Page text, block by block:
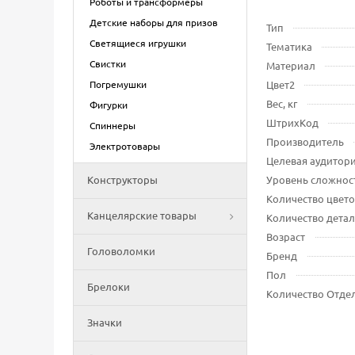
Детские наборы для призов
Светящиеся игрушки
Свистки
Погремушки
Фигурки
Спиннеры
Электротовары
Конструкторы
Канцелярские товары
Головоломки
Брелоки
Значки
Тип
Тематика
Материал
Цвет2
Вес, кг
ШтрихКод
Производитель
Целевая
Уровень
Количество
Количество
Возраст
Бренд
Пол
Количество